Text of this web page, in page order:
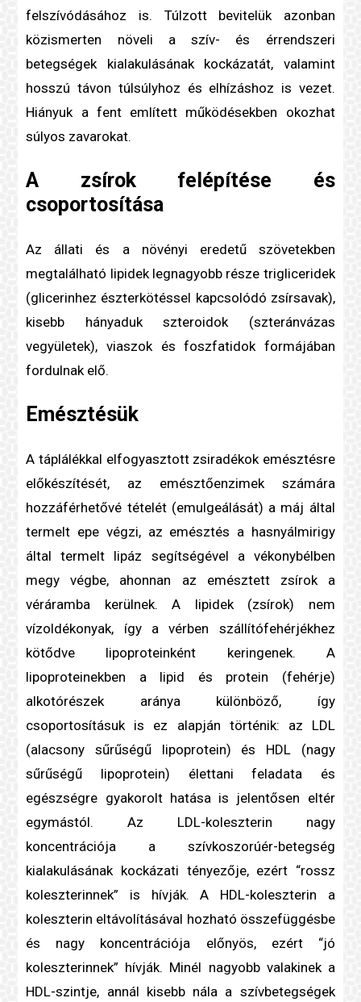
felszívódásához is. Túlzott bevitelük azonban
közismerten növeli aszív- és érrendszeri
betegségek kialakulásának kockázatát, valamint
hosszú távon túlsúlyhoz és elhízáshoz is vezet.
Hiányuk a fent említett működésekben okozhat
súlyos zavarokat.
A zsírok felépítése és
csoportosítása
Az állati és a növényi eredetű szövetekben
megtalálható lipidek legnagyobb része trigliceridek
(glicerinhez észterkötéssel kapcsolódó zsírsavak),
kisebb hányadukszteroidok (szteránvázas
vegyületek), viaszok és foszfatidok formájában
fordulnak elő.
Emésztésük
A táplálékkal elfogyasztott zsiradékok emésztésre
előkészítését, az emésztőenzimek számára
hozzáférhetővé tételét (emulgeálását) a máj által
termelt epe végzi, az emésztés a hasnyálmirigy
által termelt lipáz segítségével a vékonybélben
megy végbe, ahonnan az emésztett zsírok a
véráramba kerülnek. A lipidek (zsírok) nem
vízoldékonyak, így a vérben szállítófehérjékhez
kötődve lipoproteinként keringenek. A
lipoproteinekben a lipid és protein (fehérje)
alkotórészek aránya különböző, így
csoportosításuk is ez alapján történik: az LDL
(alacsony sűrűségű lipoprotein) és HDL (nagy
sűrűségű lipoprotein) élettani feladata és
egészségre gyakorolt hatása is jelentősen eltér
egymástól. Az LDL-koleszterin nagy
koncentrációja a szívkoszorúér-betegség
kialakulásának kockázati tényezője, ezért “rossz
koleszterinnek” is hívják. A HDL-koleszterin a
koleszterin eltávolításával hozható összefüggésbe
és nagy koncentrációja előnyös, ezért “jó
koleszterinnek” hívják. Minél nagyobb valakinek a
HDL-szintje, annál kisebb nála a szívbetegségek